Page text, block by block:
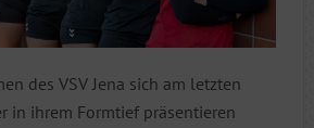
des VSV Jena sich am letzten
in ihrem Formtief präsentieren